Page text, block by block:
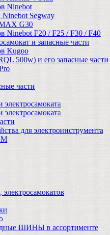
Ninebot
Ninebot Segway
G30
Ninebot F20 / F25 / F30 / F40
и запасные части
Kugoo
500w) и его запасные части
части
для электроинструмента
ШИНЫ в ассортименте